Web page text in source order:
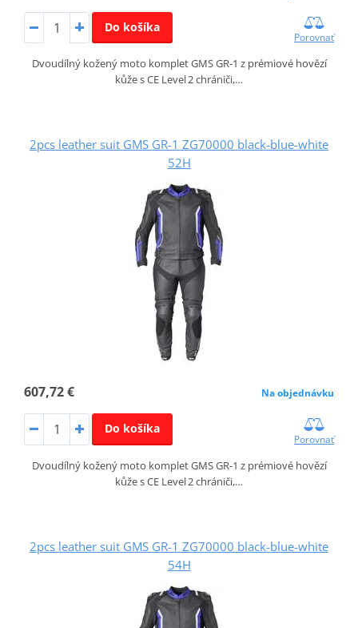
Do košíka
Porovnať
Dvoudílný kožený moto komplet GMS GR‑1 z prémiové hovězí
kůže s CE Level 2 chrániči,…
2pcs leather suit GMS GR-1 ZG70000 black-blue-white
52H
607,72 € Na objednávku
Do košíka
Porovnať
Dvoudílný kožený moto komplet GMS GR‑1 z prémiové hovězí
kůže s CE Level 2 chrániči,…
2pcs leather suit GMS GR-1 ZG70000 black-blue-white
54H